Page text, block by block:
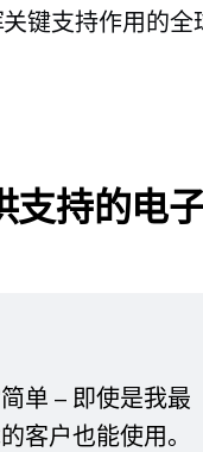
键支持作用的全
支持的电
单 – 即使是我最
客户也能使用。